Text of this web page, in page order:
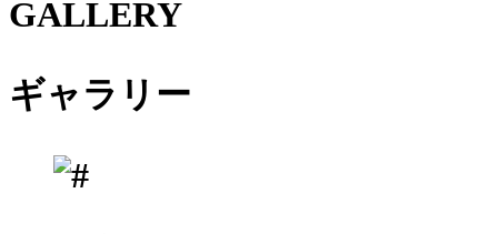
GALLERY
ギャラリー